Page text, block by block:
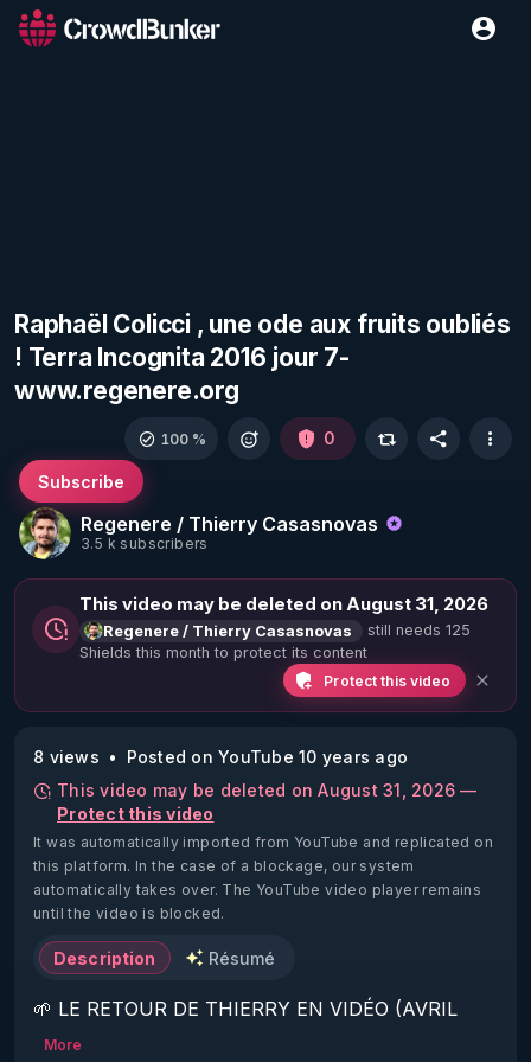
Raphaël Colicci , une ode aux fruits oubliés
! Terra Incognita 2016 jour 7-
www.regenere.org
Regenere / Thierry Casasnovas
3.5 k subscribers
Subscribe
100 % 0
This video may be deleted on August 31, 2026
Regenere / Thierry Casasnovas
still needs 125
Shields this month to protect its content
Protect this video
8 views
Posted on YouTube 10 years ago
This video may be deleted on August 31, 2026 —
Protect this video
It was automatically imported from YouTube and replicated on
this platform. In the case of a blockage, our system
automatically takes over. The YouTube video player remains
until the video is blocked.
Description Résumé
🌱 LE RETOUR DE THIERRY EN VIDÉO (AVRIL
2022)!
More